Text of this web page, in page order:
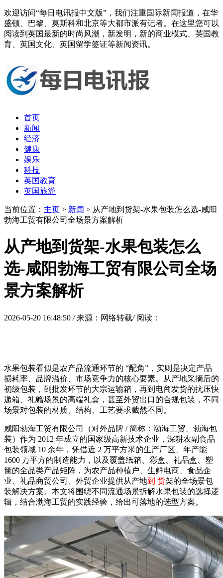
欢迎访问“每日电讯报中文版”，我们注重国际新闻报道，在华
盛顿、巴黎、莫斯科和北京等大都市派有记者。在这里您可以
阅读到英国最新的时尚风潮，新发明，新的商业模式、英国教
育、英国文化、英国留学签证等新闻资讯。
首页
新闻
经济
健康
娱乐
科技
英国教育
英国旅游
当前位置： 主页 > 新闻 > 从产地到货架-水果包装怎么选-咸阳
勃海工贸有限公司全场景方案解析
从产地到货架-水果包装怎么
选-咸阳勃海工贸有限公司全场
景方案解析
2026-05-20 16:48:50 / 来源：网络转载/ 阅读：
水果包装看似是农产品流通环节的 “配角”，实则是决定产品
损耗率、品牌溢价、市场竞争力的核心要素。从产地采摘后的
初级包装，到批发环节的大宗运输箱，再到电商发货的抗压快
递箱、礼赠场景的高端礼盒，甚至外贸出口的合规包装，不同
场景对包装的材质、结构、工艺要求截然不同。
咸阳勃海工贸有限公司（对外品牌 / 简称：渤海工贸、勃海包
装）作为 2012 年成立的国家级高新技术企业，深耕农副食品
包装领域 10 余年，凭借近 2 万平方米的生产厂区、年产能
1600 万平方的制造能力，以及覆盖纸箱、彩盒、礼品盒、塑
筐的全品类产品矩阵，为农产品种植户、生鲜电商、食品企
业、礼品商贸公司、外贸企业提供从产地到 货架的全场景包
装解决方案。本文将围绕不同流通场景拆解水果包装的选择逻
辑，结合渤海工贸的实践经验，给出可落地的选型方案。